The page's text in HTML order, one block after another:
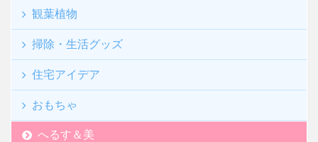
観葉植物
掃除・生活グッズ
住宅アイデア
おもちゃ
へるす＆美